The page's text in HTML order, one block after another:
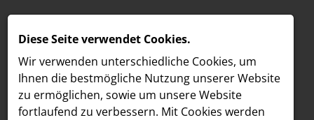
Diese Seite verwendet Cookies.
Wir verwenden unterschiedliche Cookies, um
Ihnen die best­mögliche Nutzung unserer Website
zu ermöglichen, sowie um unsere Website
fortlaufend zu verbessern. Mit Cookies werden